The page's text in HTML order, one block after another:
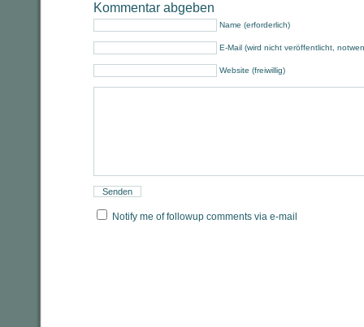
Kommentar abgeben
Name (erforderlich)
E-Mail (wird nicht veröffentlicht,
Website (freiwillig)
Notify me of followup comments via e-mail